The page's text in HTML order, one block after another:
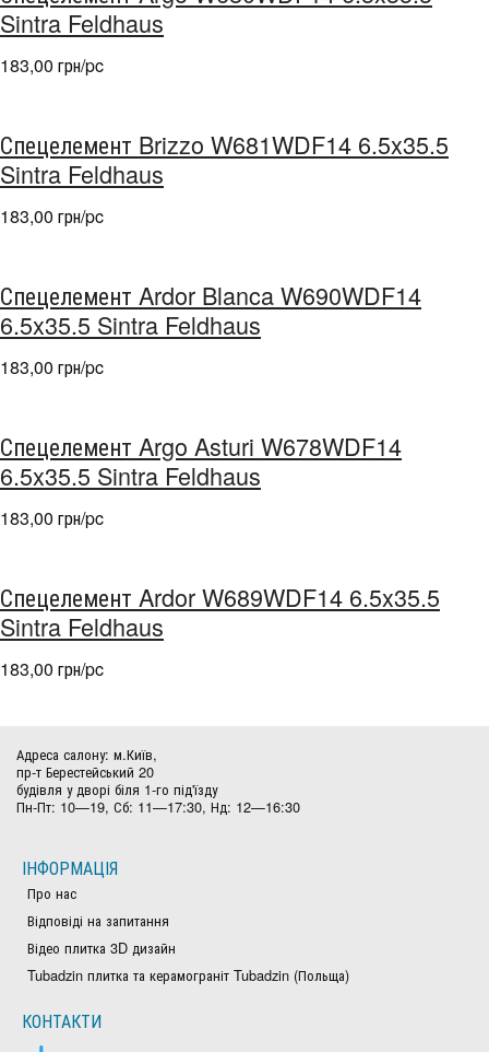
Sintra Feldhaus
183,00 грн/pc
Спецелемент Brizzo W681WDF14 6.5x35.5
Sintra Feldhaus
183,00 грн/pc
Спецелемент Ardor Blanca W690WDF14
6.5x35.5 Sintra Feldhaus
183,00 грн/pc
Спецелемент Argo Asturi W678WDF14
6.5x35.5 Sintra Feldhaus
183,00 грн/pc
Спецелемент Ardor W689WDF14 6.5x35.5
Sintra Feldhaus
183,00 грн/pc
Адреса салону: м.Київ,
пр-т Берестейський 20
будівля у дворі біля 1-го під'їзду
Пн-Пт: 10—19, Сб: 11—17:30, Нд: 12—16:30
ІНФОРМАЦІЯ
Про нас
Відповіді на запитання
Відео плитка 3D дизайн
Tubadzin плитка та керамограніт Tubadzin (Польща)
КОНТАКТИ